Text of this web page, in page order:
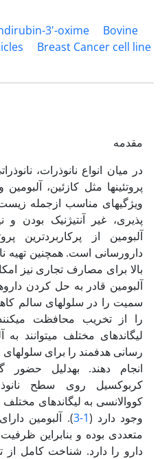
3'-oxime
Bovine
Breast Cancer cell line
مقدمه
در میان انواع نانوذرات،
پروتئین­ها مثل کازئین،
پذیری، غیر آنتی­ژنیک بودن
دارورسانی است. همچنین تهیه
بالا برای مصارف تجاری نیز
آلبومین قادر به حل کردن
سمیت را در سلول­های سالم
را از تخریب محافظت
لیگاندهای مختلف می­توانند
رسانی هدفمند را برای
انجام دهند. به­دلیل حضور
کربوکسیل روی سطح
کووالانسی به لیگاند­های
وجود دارد (1-3
). آلبومین
متعددی بوده و بنابراین
دارو را دارد. شناخت کامل از